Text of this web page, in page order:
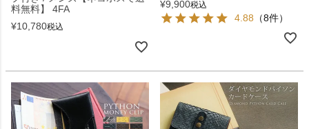
料無料】 4FA
¥10,780税込
¥9,900税込
4.88 （8件）